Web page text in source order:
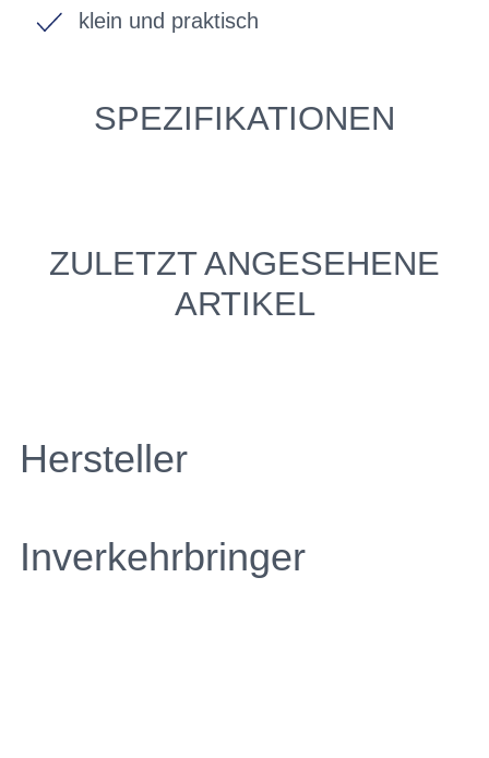
klein und praktisch
SPEZIFIKATIONEN
ZULETZT ANGESEHENE
ARTIKEL
Hersteller
Inverkehrbringer